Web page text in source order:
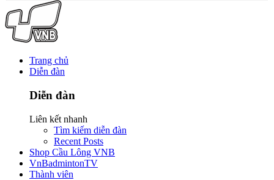
Trang chủ
Diễn đàn
Diễn đàn
Liên kết nhanh
Tìm kiếm diễn đàn
Recent Posts
Shop Cầu Lông VNB
VnBadmintonTV
Thành viên